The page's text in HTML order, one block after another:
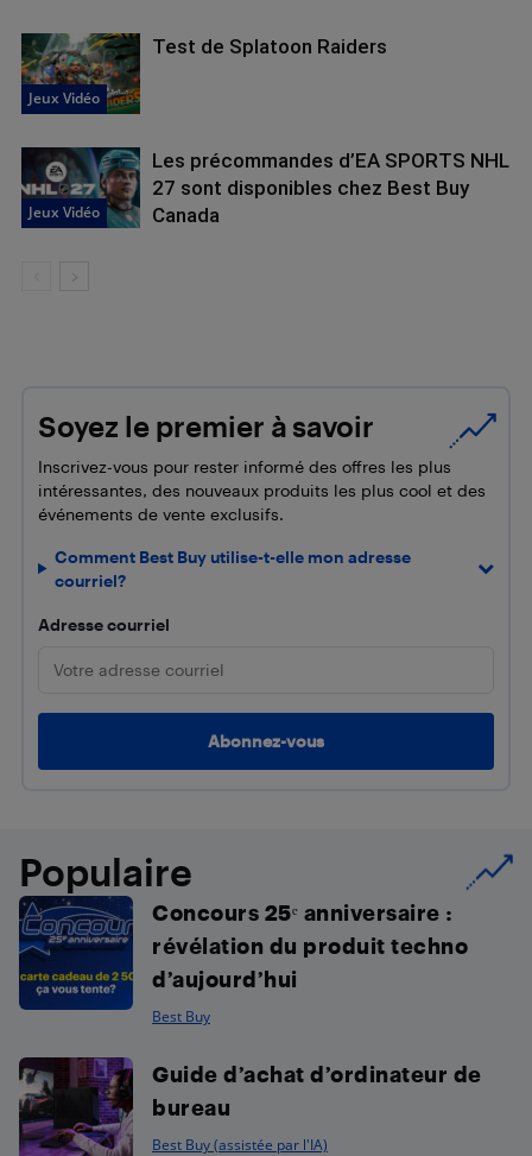
Jeux Vidéo
Test de Splatoon Raiders
Jeux Vidéo
Les précommandes d’EA SPORTS NHL
27 sont disponibles chez Best Buy
Canada
Soyez le premier à savoir
Inscrivez-vous pour rester informé des offres les plus
intéressantes, des nouveaux produits les plus cool et des
événements de vente exclusifs.
Comment Best Buy utilise-t-elle mon adresse
courriel?
Adresse courriel
Populaire
Concours 25ᵉ anniversaire :
révélation du produit techno
d’aujourd’hui
Best Buy
Guide d’achat d’ordinateur de
bureau
Best Buy (assistée par l'IA)